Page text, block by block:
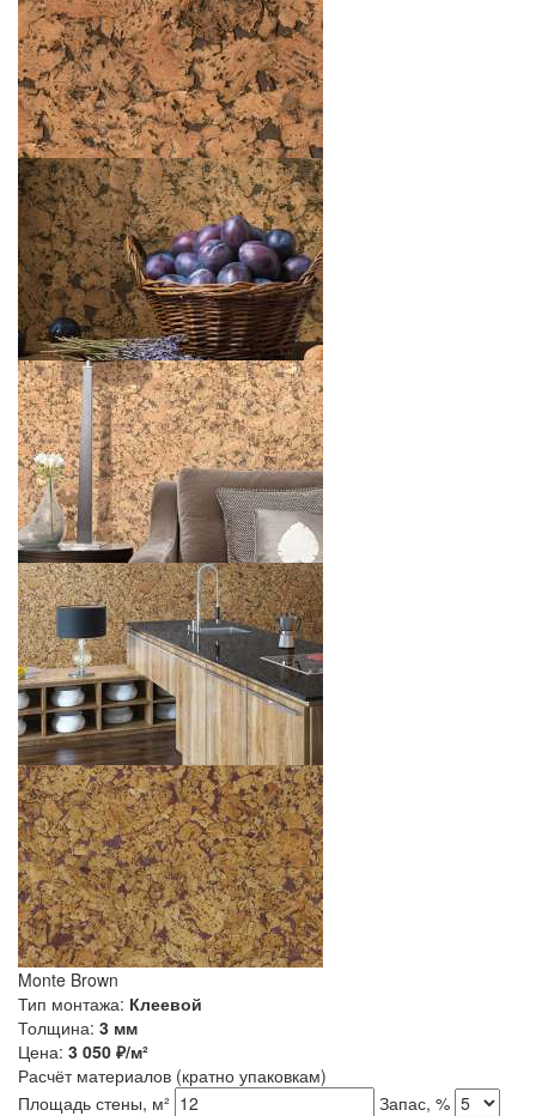
Monte Brown
Тип монтажа: Клеевой
Толщина: 3 мм
Цена: 3 050 ₽/м²
Расчёт материалов (кратно упаковкам)
Площадь стены, м²
Запас, %